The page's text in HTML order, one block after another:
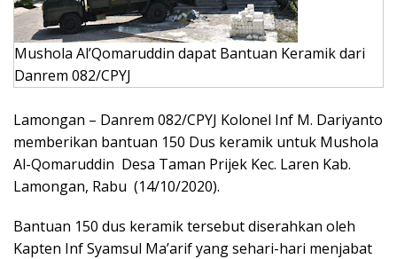
Mushola Al’Qomaruddin dapat Bantuan Keramik dari
Danrem 082/CPYJ
Lamongan – Danrem 082/CPYJ Kolonel Inf M. Dariyanto
memberikan bantuan 150 Dus keramik untuk Mushola
Al-Qomaruddin Desa Taman Prijek Kec. Laren Kab.
Lamongan, Rabu (14/10/2020).
Bantuan 150 dus keramik tersebut diserahkan oleh
Kapten Inf Syamsul Ma’arif yang sehari-hari menjabat